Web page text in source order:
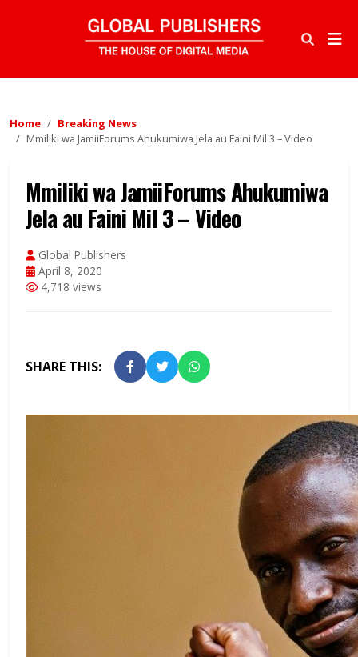
Home
Breaking News
Mmiliki wa JamiiForums Ahukumiwa Jela au Faini Mil 3 – Video
Mmiliki wa JamiiForums Ahukumiwa
Jela au Faini Mil 3 – Video
Global Publishers
April 8, 2020
4,718 views
SHARE THIS: